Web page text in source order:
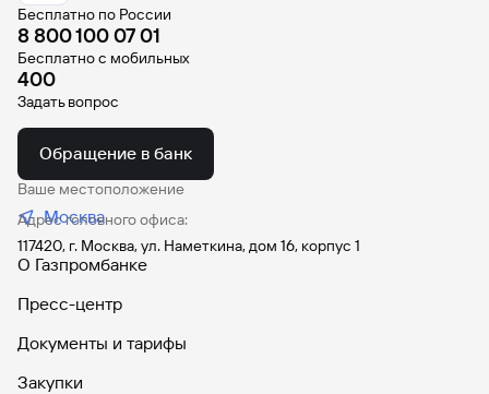
Бесплатно по России
8 800 100 07 01
Бесплатно с мобильных
400
Задать вопрос
Обращение в банк
Ваше местоположение
Москва
Адрес головного офиса:
117420, г. Москва, ул. Наметкина, дом 16, корпус 1
О Газпромбанке
Пресс-центр
Документы и тарифы
Закупки